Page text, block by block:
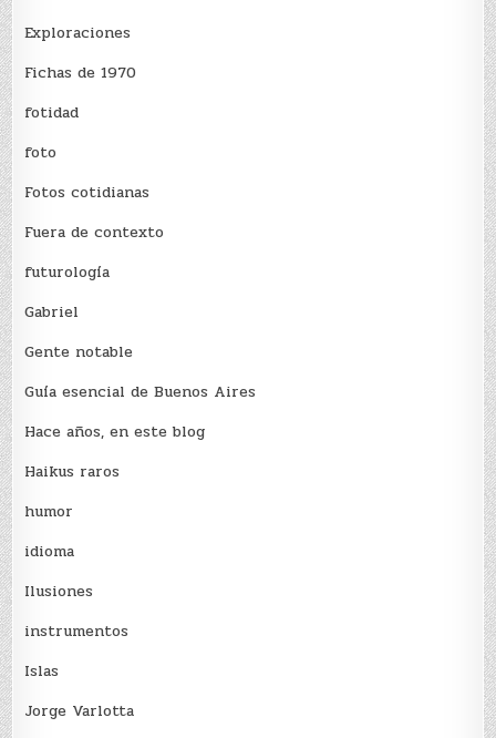
Exploraciones
Fichas de 1970
fotidad
foto
Fotos cotidianas
Fuera de contexto
futurología
Gabriel
Gente notable
Guía esencial de Buenos Aires
Hace años, en este blog
Haikus raros
humor
idioma
Ilusiones
instrumentos
Islas
Jorge Varlotta